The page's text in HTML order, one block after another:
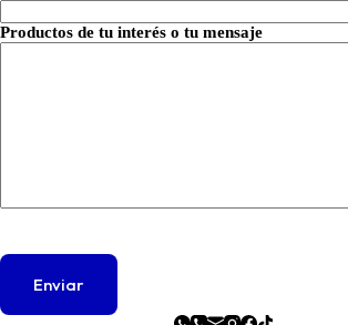
Productos de tu interés o tu mensaje